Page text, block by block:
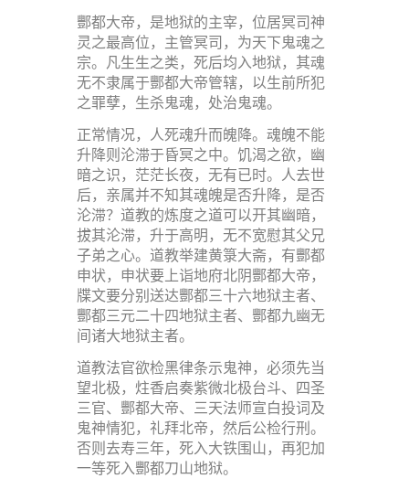
酆都大帝，是地狱的主宰，位居冥司神
灵之最高位，主管冥司，为天下鬼魂之
宗。凡生生之类，死后均入地狱，其魂
无不隶属于酆都大帝管辖，以生前所犯
之罪孽，生杀鬼魂，处治鬼魂。
正常情况，人死魂升而魄降。魂魄不能
升降则沦滞于昏冥之中。饥渴之欲，幽
暗之识，茫茫长夜，无有已时。人去世
后，亲属并不知其魂魄是否升降，是否
沦滞？道教的炼度之道可以开其幽暗，
拔其沦滞，升于高明，无不宽慰其父兄
子弟之心。道教举建黄箓大斋，有酆都
申状，申状要上诣地府北阴酆都大帝，
牒文要分别送达酆都三十六地狱主者、
酆都三元二十四地狱主者、酆都九幽无
间诸大地狱主者。
道教法官欲检黑律条示鬼神，必须先当
望北极，炷香启奏紫微北极台斗、四圣
三官、酆都大帝、三天法师宣白投词及
鬼神情犯，礼拜北帝，然后公检行刑。
否则去寿三年，死入大铁围山，再犯加
一等死入酆都刀山地狱。